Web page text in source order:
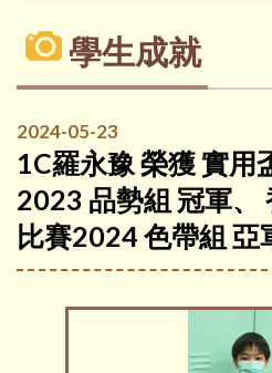
學生成就
2024-05-23
1C羅永豫 榮獲 實用
2023 品勢組 冠軍、
比賽2024 色帶組 亞